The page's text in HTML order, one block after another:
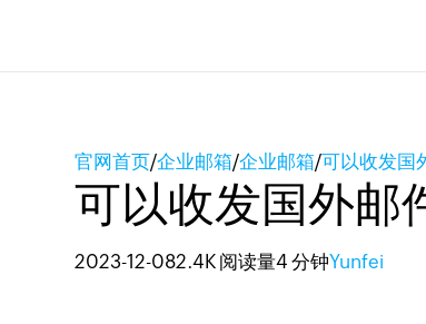
官网首页/企业邮箱/企业邮箱/可以收发国
可以收发国外邮
2023-12-082.4K 阅读量4 分钟Yunfei